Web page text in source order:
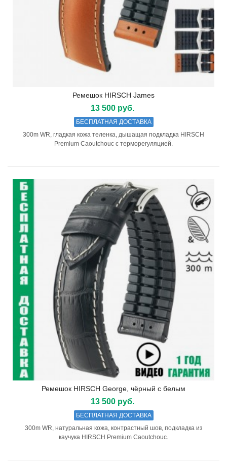
Ремешок HIRSCH James
13 500 руб.
БЕСПЛАТНАЯ ДОСТАВКА
300m WR, гладкая кожа теленка, дышащая подкладка HIRSCH
Premium Caoutchouc с терморегуляцией.
Ремешок HIRSCH George, чёрный с белым
13 500 руб.
БЕСПЛАТНАЯ ДОСТАВКА
300m WR, натуральная кожа, контрастный шов, подкладка из
каучука HIRSCH Premium Caoutchouc.